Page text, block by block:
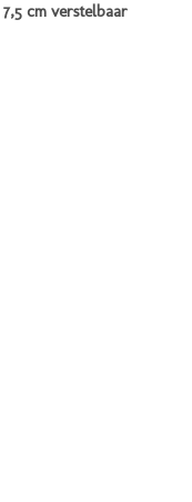
cm verstelbaar